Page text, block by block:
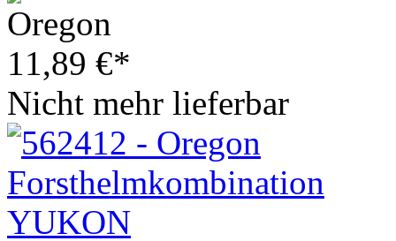
11,89 €*
Nicht mehr lieferbar